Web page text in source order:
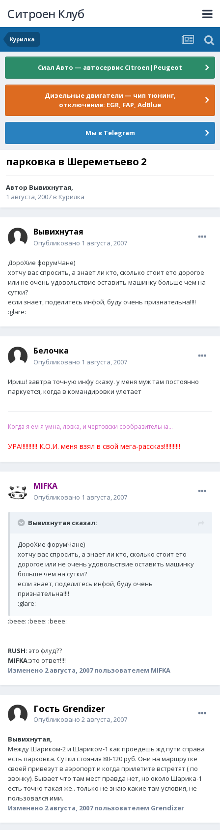
Ситроен Клуб
Курилка
Сиал Авто — автосервис Citroen|Peugeot
Дизельные двигатели — чип тюнинг,
отключение: EGR, FAP, AdBlue
Мы в Telegram
парковка в Шереметьево 2
Автор Вывихнутая,
1 августа, 2007 в Курилка
Вывихнутая
Опубликовано 1 августа, 2007
ДороХие форумЧане)
хотчу вас спросить, а знает ли кто, сколько стоит ето дорогое
или не очень удовольствие оставить машинку больше чем на
сутки?
если знает, поделитесь инфой, буду очень признательна!!!!
:glare:
Белочка
Опубликовано 1 августа, 2007
Ириш! завтра точную инфу скажу. у меня муж там постоянно
паркуется, когда в командировки улетает
Когда я ем я умна, ловка, и чертовски сообразительна...
УРА!!!!!!!!!!! К.О.И. меня взял в свой мега-рассказ!!!!!!!!!!!
MIFKA
Опубликовано 1 августа, 2007
Вывихнутая сказал:
ДороХие форумЧане)
хотчу вас спросить, а знает ли кто, сколько стоит ето
дорогое или не очень удовольствие оставить машинку
больше чем на сутки?
если знает, поделитесь инфой, буду очень
признательна!!!!
:glare:
:beee: :beee: :beee:
RUSH: это флуд??
MIFKA:это ответ!!!!
Изменено 2 августа, 2007пользователем MIFKA
Гость Grendizer
Опубликовано 2 августа, 2007
Вывихнутая,
Между Шариком-2 и Шариком-1 как проедешь жд пути справа
есть парковка. Сутки стояния 80-120 руб. Они на маршрутке
своей привезут в аэропорт и когда прилетите встретят ( по
звонку). Бывает что там мест правда нет, но около Шарика-1
есть точно такая же.. только не знаю какие там условия, не
пользовался ими.
Изменено 2 августа, 2007пользователем Grendizer